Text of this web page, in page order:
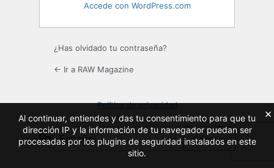
Accede con WordPress.com
¿Has olvidado tu contraseña?
← Ir a RAW Magazine
Política de privacidad
Idioma
Al continuar, entiendes y das tu consentimiento para que tu
dirección IP y la información de tu navegador puedan ser
procesadas por los plugins de seguridad instalados en este
sitio.
×